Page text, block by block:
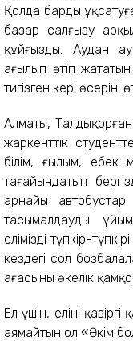
Қолда барды
базар салғызу
құйғызды. Аудан
ағылып өтіп жататын
тигізген кері
Алматы,
жаркенттік
білім, ғылым, еңбек
тағайындатып
арнайы автобустар
тасымалдауды
еліміздің түпкір-
кездегі сол
ағасының әкелік
Ел үшін, елінің
аямайтын ол «Әкім